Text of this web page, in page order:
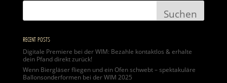
RECENT POSTS
Digitale Premiere bei der WIM: Bezahle kontaktlos & erhalte
dein Pfand direkt zurück!
Wenn Biergläser fliegen und ein Ofen schwebt – spektakuläre
Ballonsonderformen bei der WIM 2025